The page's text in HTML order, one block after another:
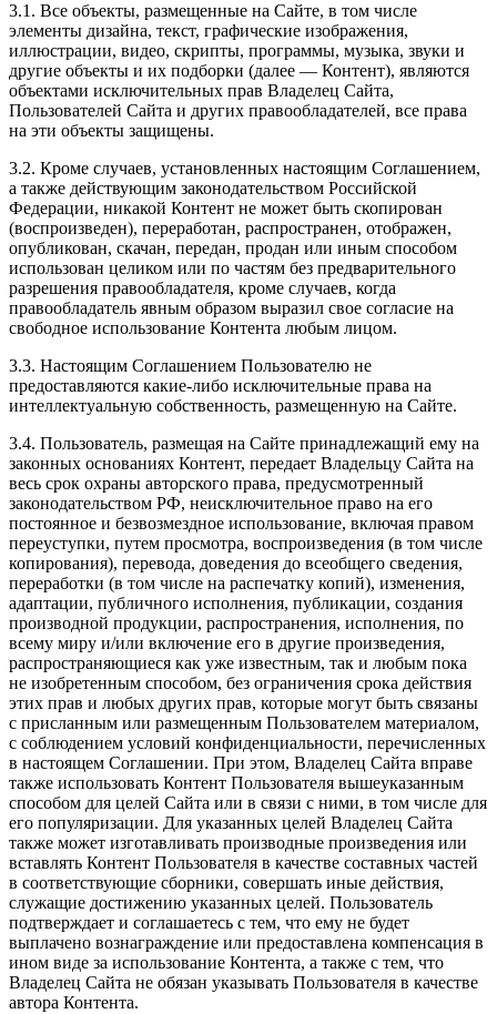
3.1. Все объекты, размещенные на Сайте, в том числе
элементы дизайна, текст, графические изображения,
иллюстрации, видео, скрипты, программы, музыка, звуки и
другие объекты и их подборки (далее — Контент), являются
объектами исключительных прав Владелец Сайта,
Пользователей Сайта и других правообладателей, все права
на эти объекты защищены.
3.2. Кроме случаев, установленных настоящим Соглашением,
а также действующим законодательством Российской
Федерации, никакой Контент не может быть скопирован
(воспроизведен), переработан, распространен, отображен,
опубликован, скачан, передан, продан или иным способом
использован целиком или по частям без предварительного
разрешения правообладателя, кроме случаев, когда
правообладатель явным образом выразил свое согласие на
свободное использование Контента любым лицом.
3.3. Настоящим Соглашением Пользователю не
предоставляются какие-либо исключительные права на
интеллектуальную собственность, размещенную на Сайте.
3.4. Пользователь, размещая на Сайте принадлежащий ему на
законных основаниях Контент, передает Владельцу Сайта на
весь срок охраны авторского права, предусмотренный
законодательством РФ, неисключительное право на его
постоянное и безвозмездное использование, включая правом
переуступки, путем просмотра, воспроизведения (в том числе
копирования), перевода, доведения до всеобщего сведения,
переработки (в том числе на распечатку копий), изменения,
адаптации, публичного исполнения, публикации, создания
производной продукции, распространения, исполнения, по
всему миру и/или включение его в другие произведения,
распространяющиеся как уже известным, так и любым пока
не изобретенным способом, без ограничения срока действия
этих прав и любых других прав, которые могут быть связаны
с присланным или размещенным Пользователем материалом,
с соблюдением условий конфиденциальности, перечисленных
в настоящем Соглашении. При этом, Владелец Сайта вправе
также использовать Контент Пользователя вышеуказанным
способом для целей Сайта или в связи с ними, в том числе для
его популяризации. Для указанных целей Владелец Сайта
также может изготавливать производные произведения или
вставлять Контент Пользователя в качестве составных частей
в соответствующие сборники, совершать иные действия,
служащие достижению указанных целей. Пользователь
подтверждает и соглашаетесь с тем, что ему не будет
выплачено вознаграждение или предоставлена компенсация в
ином виде за использование Контента, а также с тем, что
Владелец Сайта не обязан указывать Пользователя в качестве
автора Контента.